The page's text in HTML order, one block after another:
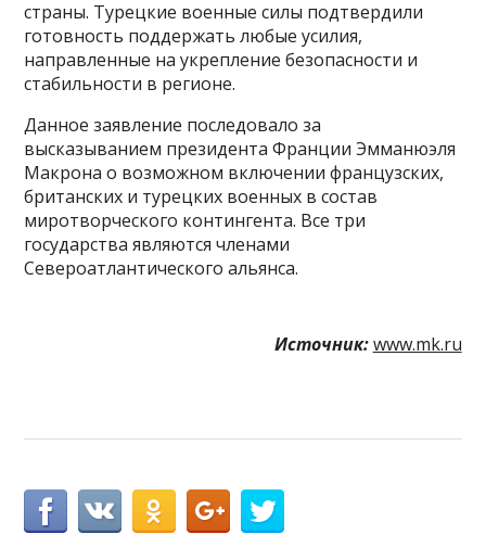
страны. Турецкие военные силы подтвердили
готовность поддержать любые усилия,
направленные на укрепление безопасности и
стабильности в регионе.
Данное заявление последовало за
высказыванием президента Франции Эмманюэля
Макрона о возможном включении французских,
британских и турецких военных в состав
миротворческого контингента. Все три
государства являются членами
Североатлантического альянса.
Источник: www.mk.ru